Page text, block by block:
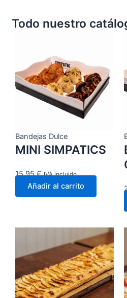
Todo nuestro
Bandejas Dulce
MINI SIMPATICS
15,95€ IVA incluido
Añadir al carrito